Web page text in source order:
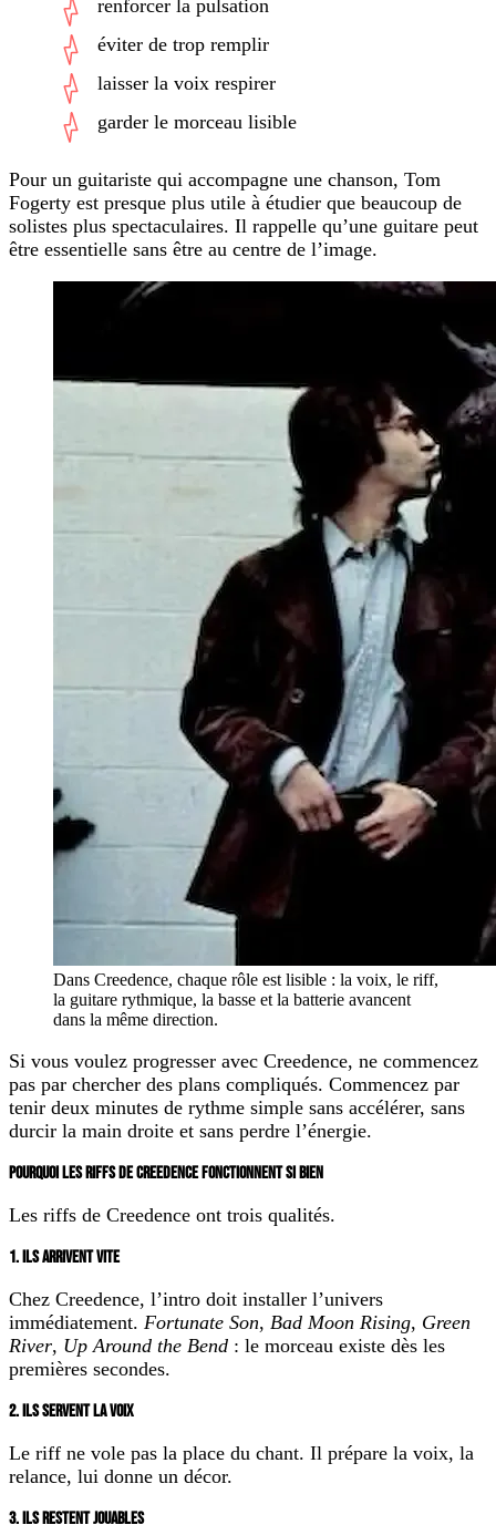
renforcer la pulsation
éviter de trop remplir
laisser la voix respirer
garder le morceau lisible
Pour un guitariste qui accompagne une chanson, Tom
Fogerty est presque plus utile à étudier que beaucoup de
solistes plus spectaculaires. Il rappelle qu’une guitare peut
être essentielle sans être au centre de l’image.
Dans Creedence, chaque rôle est lisible : la voix, le riff,
la guitare rythmique, la basse et la batterie avancent
dans la même direction.
Si vous voulez progresser avec Creedence, ne commencez
pas par chercher des plans compliqués. Commencez par
tenir deux minutes de rythme simple sans accélérer, sans
durcir la main droite et sans perdre l’énergie.
POURQUOI LES RIFFS DE CREEDENCE FONCTIONNENT SI BIEN
Les riffs de Creedence ont trois qualités.
1. ILS ARRIVENT VITE
Chez Creedence, l’intro doit installer l’univers
immédiatement. Fortunate Son, Bad Moon Rising, Green
River, Up Around the Bend : le morceau existe dès les
premières secondes.
2. ILS SERVENT LA VOIX
Le riff ne vole pas la place du chant. Il prépare la voix, la
relance, lui donne un décor.
3. ILS RESTENT JOUABLES